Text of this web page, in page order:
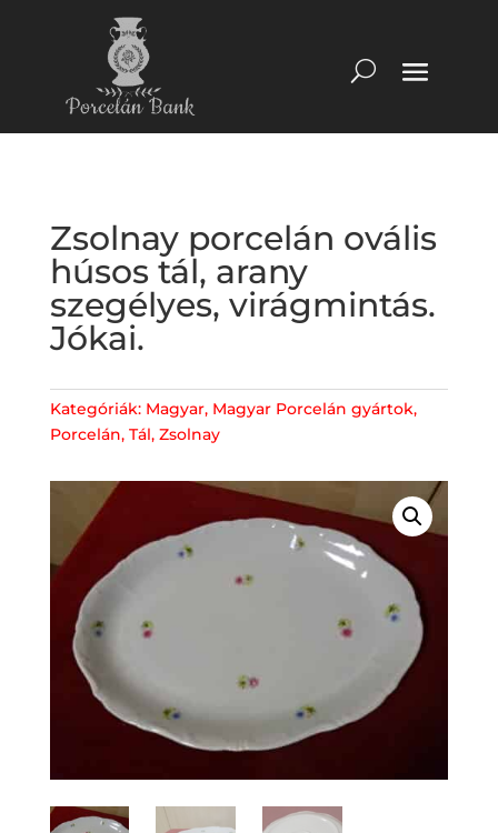
Zsolnay porcelán ovális
húsos tál, arany
szegélyes, virágmintás.
Jókai.
Kategóriák: Magyar, Magyar Porcelán gyártok,
Porcelán, Tál, Zsolnay